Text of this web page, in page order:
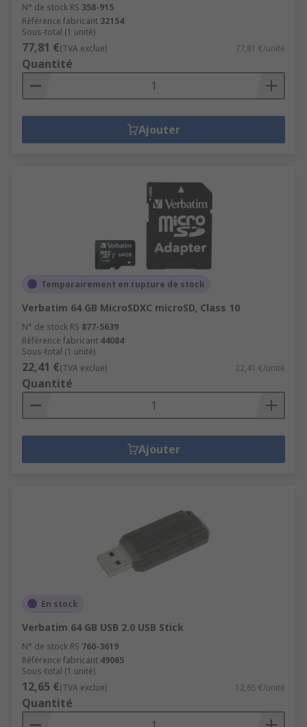
N° de stock RS 358-915
Référence fabricant 32154
Sous-total (1 unité)
77,81 €(TVA exclue) 77,81 €/unité
Quantité
Ajouter
Temporairement en rupture de stock
Verbatim 64 GB MicroSDXC microSD, Class 10
N° de stock RS 877-5639
Référence fabricant 44084
Sous-total (1 unité)
22,41 €(TVA exclue) 22,41 €/unité
Quantité
Ajouter
En stock
Verbatim 64 GB USB 2.0 USB Stick
N° de stock RS 760-3619
Référence fabricant 49065
Sous-total (1 unité)
12,65 €(TVA exclue) 12,65 €/unité
Quantité